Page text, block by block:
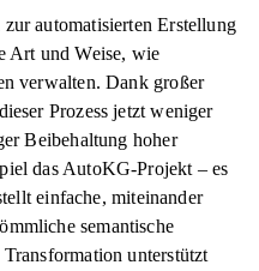
automatisierten Erstellung
Art und Weise, wie
verwalten. Dank großer
Prozess jetzt weniger
Beibehaltung hoher
das AutoKG-Projekt – es
einfache, miteinander
semantische
unterstützt